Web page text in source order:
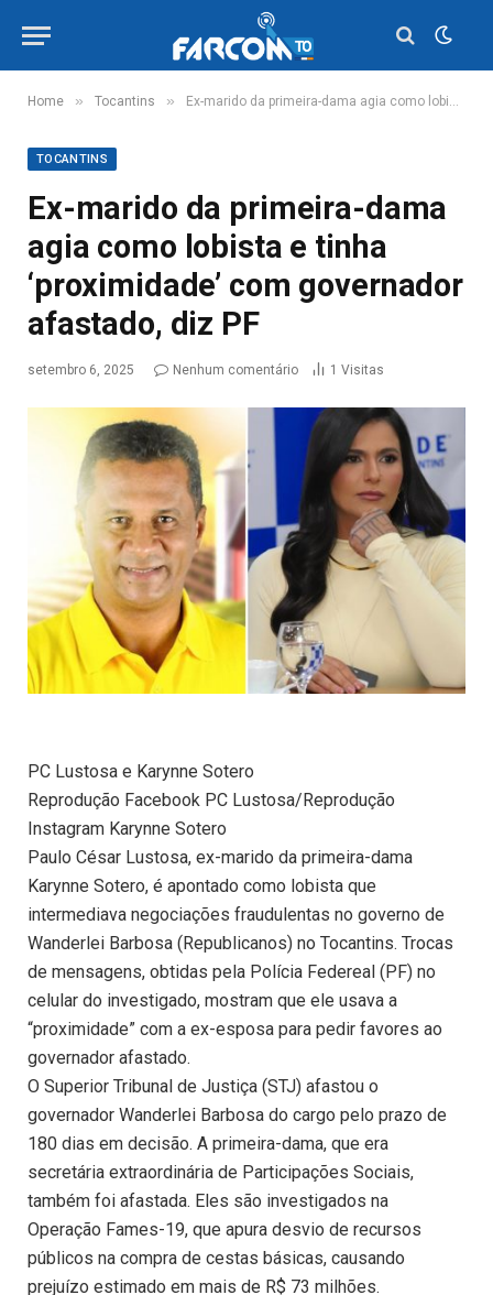
Home » Tocantins » Ex-marido da primeira-dama agia como lobista e tinha ‘proximidade’ com governador afastado, diz PF
TOCANTINS
Ex-marido da primeira-dama
agia como lobista e tinha
‘proximidade’ com governador
afastado, diz PF
setembro 6, 2025 Nenhum comentário 1 Visitas
PC Lustosa e Karynne Sotero
Reprodução Facebook PC Lustosa/Reprodução
Instagram Karynne Sotero
Paulo César Lustosa, ex-marido da primeira-dama
Karynne Sotero, é apontado como lobista que
intermediava negociações fraudulentas no governo de
Wanderlei Barbosa (Republicanos) no Tocantins. Trocas
de mensagens, obtidas pela Polícia Federeal (PF) no
celular do investigado, mostram que ele usava a
“proximidade” com a ex-esposa para pedir favores ao
governador afastado.
O Superior Tribunal de Justiça (STJ) afastou o
governador Wanderlei Barbosa do cargo pelo prazo de
180 dias em decisão. A primeira-dama, que era
secretária extraordinária de Participações Sociais,
também foi afastada. Eles são investigados na
Operação Fames-19, que apura desvio de recursos
públicos na compra de cestas básicas, causando
prejuízo estimado em mais de R$ 73 milhões.